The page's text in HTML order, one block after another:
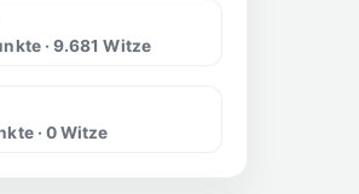
· 9.681 Witze
· 0 Witze